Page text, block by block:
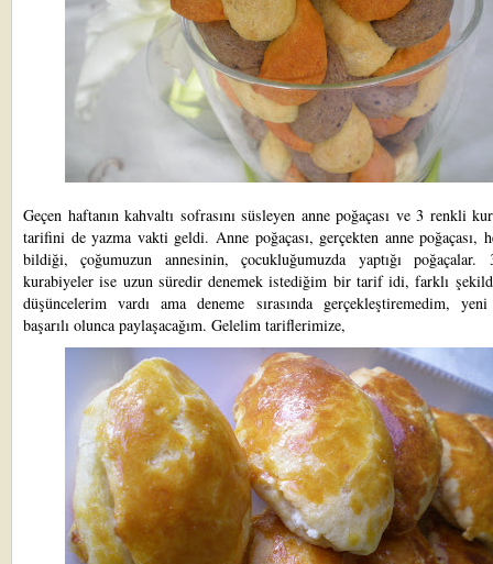
Geçen haftanın kahvaltı sofrasını süsleyen anne poğaçası ve 3 renkli
tarifini de yazma vakti geldi. Anne poğaçası, gerçekten anne poğaçası,
bildiği, çoğumuzun annesinin, çocukluğumuzda yaptığı
kurabiyeler ise uzun süredir denemek istediğim bir tarif idi, farklı
düşüncelerim vardı ama deneme sırasında gerçekleştiremedim,
başarılı olunca paylaşacağım. Gelelim tariflerimize,